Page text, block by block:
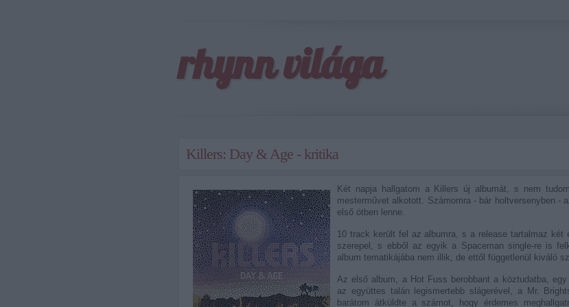
rhynn világa
Killers: Day & Age - kritika
Két napja hallgatom a Killers új albumát, s nem
mesterművet alkotott. Számomra - bár holtversenyben -
első ötben lenne.
10 track került fel az albumra, s a release tartalmaz
szerepel, s ebből az egyik a Spaceman single-re is
album tematikájába nem illik, de ettől függetlenül kiváló
Az első album, a Hot Fuss berobbant a köztudatba,
az együttes talán legismertebb slágerével, a Mr.
barátom átküldte a számot, hogy érdemes